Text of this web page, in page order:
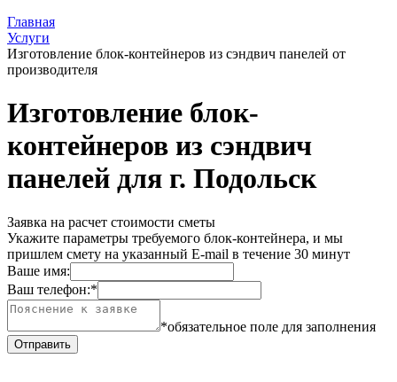
Главная
Услуги
Изготовление блок-контейнеров из сэндвич панелей от
производителя
Изготовление блок-
контейнеров из сэндвич
панелей для г. Подольск
Заявка на расчет стоимости сметы
Укажите параметры требуемого блок-контейнера, и мы
пришлем смету на указанный E-mail в течение 30 минут
Ваше имя:
Ваш телефон:*
*обязательное поле для заполнения